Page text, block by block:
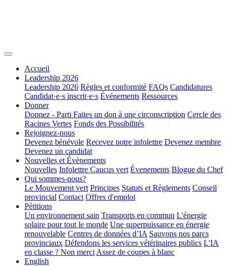
Accueil
Leadership 2026
Leadership 2026 Règles et conformité FAQs Candidatures
Candidat·e·s inscrit·e·s Événements Ressources
Donner
Donnez - Parti Faites un don à une circonscription Cercle des
Racines Vertes Fonds des Possibilités
Rejoignez-nous
Devenez bénévole Recevez notre infolettre Devenez membre
Devenez un candidat
Nouvelles et Évènements
Nouvelles Infolettre Caucus vert Évenements Blogue du Chef
Qui sommes-nous?
Le Mouvement vert Principes Statuts et Règlements Conseil
provincial Contact Offres d'emploi
Pétitions
Un environnement sain Transports en commun L'énergie
solaire pour tout le monde Une superpuissance en énergie
renouvelable Centres de données d’IA Sauvons nos parcs
provinciaux Défendons les services vétérinaires publics L'IA
en classe ? Non merci Assez de coupes à blanc
English